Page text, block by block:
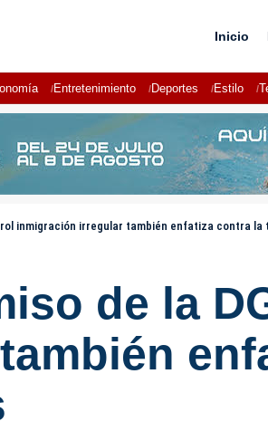
Inicio
Entretenimiento Deportes Estilo
inmigración irregular también enfatiza contra
de la